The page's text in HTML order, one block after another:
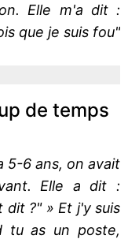
Elle m'a dit :
que je suis fou"
de temps
5-6 ans, on avait
Elle a dit :
dit ?" » Et j'y suis
tu as un poste,